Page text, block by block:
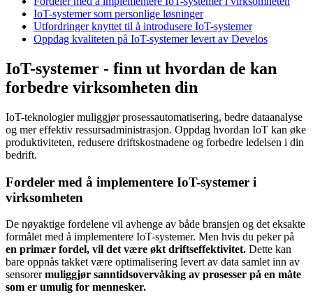
IoT-systemer som personlige løsninger
Utfordringer knyttet til å introdusere IoT-systemer
Oppdag kvaliteten på IoT-systemer levert av Develos
IoT-systemer - finn ut hvordan de kan
forbedre virksomheten din
IoT-teknologier muliggjør prosessautomatisering, bedre dataanalyse
og mer effektiv ressursadministrasjon. Oppdag hvordan IoT kan øke
produktiviteten, redusere driftskostnadene og forbedre ledelsen i din
bedrift.
Fordeler med å implementere IoT-systemer i
virksomheten
De nøyaktige fordelene vil avhenge av både bransjen og det eksakte
formålet med å implementere IoT-systemer. Men hvis du peker på
en primær fordel, vil det være økt driftseffektivitet. Dette kan
bare oppnås takket være optimalisering levert av data samlet inn av
sensorermuliggjør sanntidsovervåking av prosesser på en måte
som er umulig for mennesker.